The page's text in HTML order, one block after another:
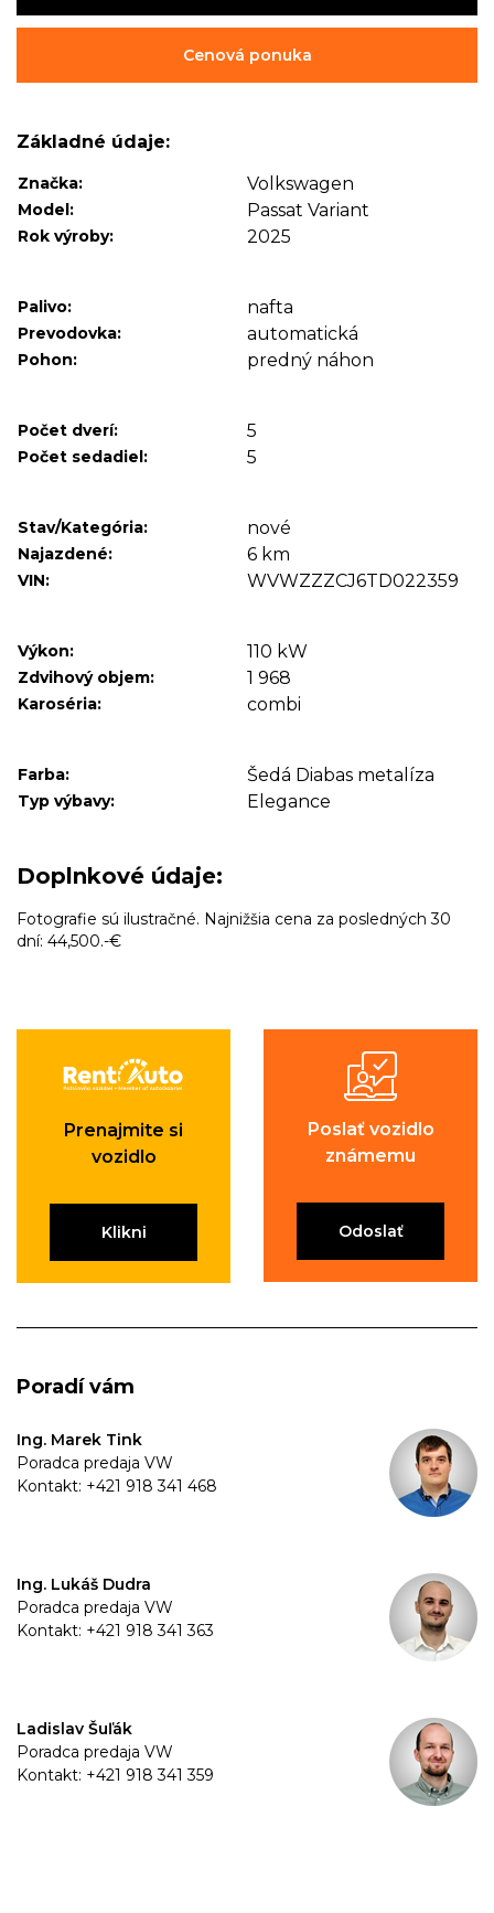
Cenová ponuka
Základné údaje:
Značka: Volkswagen
Model: Passat Variant
Rok výroby: 2025
Palivo: nafta
Prevodovka: automatická
Pohon: predný náhon
Počet dverí: 5
Počet sedadiel: 5
Stav/Kategória: nové
Najazdené: 6 km
VIN: WVWZZZCJ6TD022359
Výkon: 110 kW
Zdvihový objem: 1 968
Karoséria: combi
Farba: Šedá Diabas metalíza
Typ výbavy: Elegance
Doplnkové údaje:
Fotografie sú ilustračné. Najnižšia cena za posledných 30
dní: 44,500.-€
Prenajmite si
vozidlo
Klikni
Poslať vozidlo
známemu
Odoslať
Poradí vám
Ing. Marek Tink
Poradca predaja VW
Kontakt: +421 918 341 468
Ing. Lukáš Dudra
Poradca predaja VW
Kontakt: +421 918 341 363
Ladislav Šuľák
Poradca predaja VW
Kontakt: +421 918 341 359